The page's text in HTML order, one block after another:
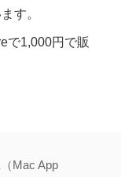
す。
で1,000円で販
（Mac App